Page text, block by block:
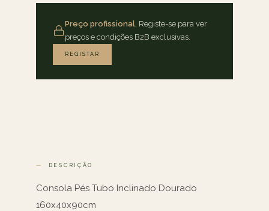
Preço profissional. Registe-se para ver
preços e condições B2B exclusivas.
REGISTAR
DESCRIÇÃO
Consola Pés Tubo Inclinado Dourado
160x40x90cm